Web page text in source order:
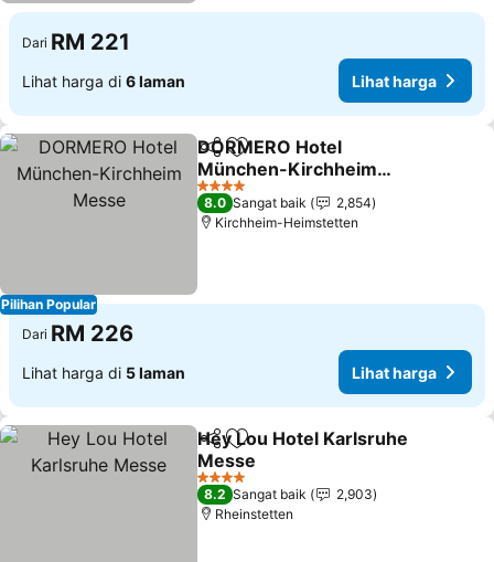
Dari RM 221
Lihat harga di 6 laman Lihat harga
Pilihan Popular
KongsiTambah ke favorit
DORMERO Hotel
München-Kirchheim
Messe
Lihat harga
4 Bintang
8.0 Sangat baik
2,854
Kirchheim-Heimstetten
Dari RM 226
Lihat harga di 5 laman Lihat harga
KongsiTambah ke favorit
Hey Lou Hotel Karlsruhe
Messe
Lihat harga
4 Bintang
8.2 Sangat baik
2,903
Rheinstetten